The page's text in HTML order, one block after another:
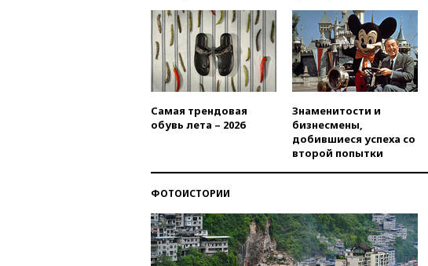
Самая трендовая
обувь лета – 2026
Знаменитости и
бизнесмены,
добившиеся успеха со
второй попытки
ФОТОИСТОРИИ